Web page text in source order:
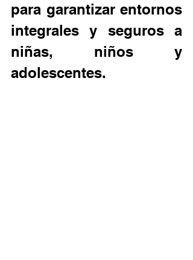
para garantizar entornos
integrales y seguros a
niñas, niños y
adolescentes.